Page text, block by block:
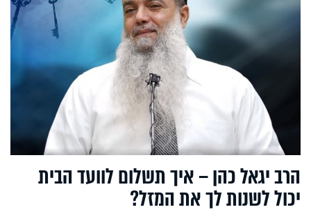
הרב יגאל כהן – איך תשלום לוועד הבית
יכול לשנות לך את המזל?